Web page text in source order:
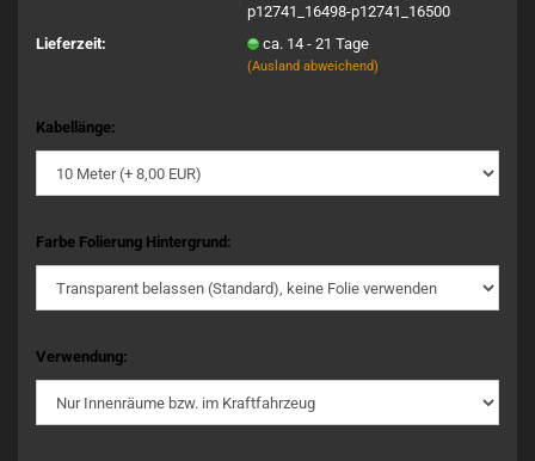
p12741_16498-p12741_16500
Lieferzeit:
ca. 14 - 21 Tage
(Ausland abweichend)
Kabellänge:
Farbe Folierung Hintergrund:
Verwendung: